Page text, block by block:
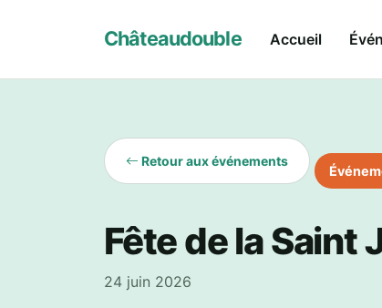
Châteaudouble Accueil
Retour aux événements
Fête de la Saint
24 juin 2026